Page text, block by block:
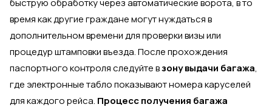
быструю обработку через автоматические ворота, в то
время как другие граждане могут нуждаться в
дополнительном времени для проверки визы или
процедур штамповки въезда. После прохождения
паспортного контроля следуйте взону выдачи багажа,
где электронные табло показывают номера каруселей
для каждого рейса. Процесс получения багажа